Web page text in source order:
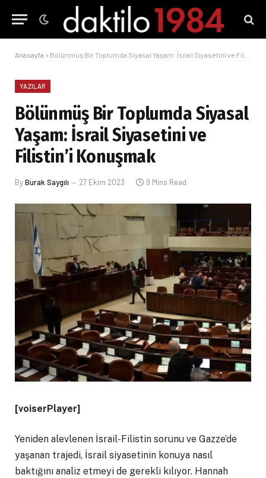
Anasayfa » Bölünmüş Bir Toplumda Siyasal Yaşam: İsrail Siyasetini ve Filistin’i Konuşmak
YAZILAR
Bölünmüş Bir Toplumda Siyasal
Yaşam: İsrail Siyasetini ve
Filistin’i Konuşmak
ByBurak Saygılı 27 Ekim 2023 9 Mins Read
[voiserPlayer]
Yeniden alevlenen İsrail-Filistin sorunu ve Gazze’de
yaşanan trajedi, İsrail siyasetinin konuya nasıl
baktığını analiz etmeyi de gerekli kılıyor. Hannah